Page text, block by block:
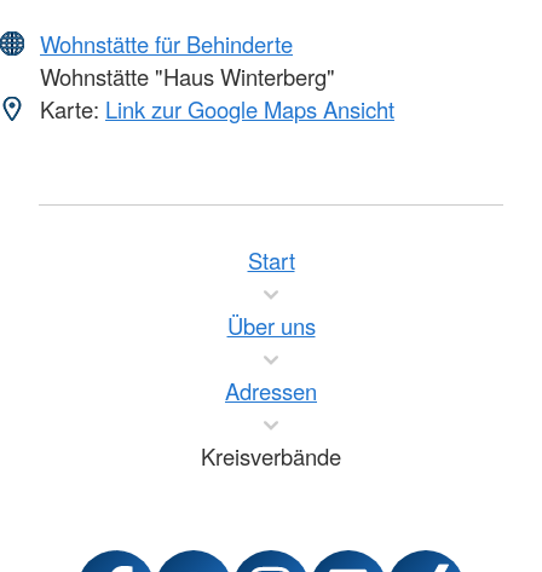
Wohnstätte für Behinderte
Wohnstätte "Haus Winterberg"
Karte: Link zur Google Maps Ansicht
Start
Über uns
Adressen
Kreisverbände